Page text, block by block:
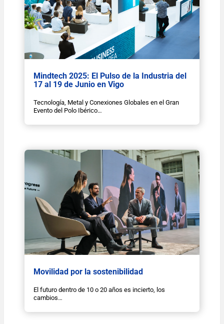
Mindtech 2025: El Pulso de la Industria del
17 al 19 de Junio en Vigo
Tecnología, Metal y Conexiones Globales en el Gran
Evento del Polo Ibérico…
Movilidad por la sostenibilidad
El futuro dentro de 10 o 20 años es incierto, los
cambios…